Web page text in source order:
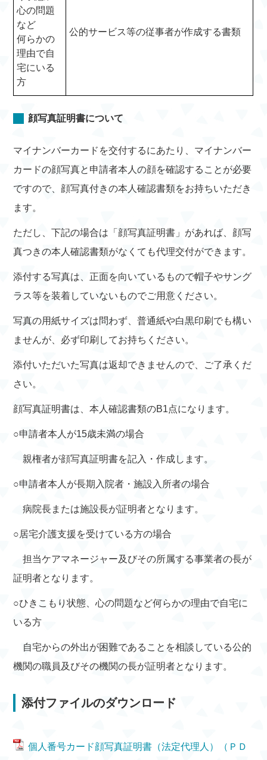
心の問題
など
何らかの
理由で自
宅にいる
方
公的サービス等の従事者が作成する書類
顔写真証明書について
マイナンバーカードを交付するにあたり、マイナンバー
カードの顔写真と申請者本人の顔を確認することが必要
ですので、顔写真付きの本人確認書類をお持ちいただき
ます。
ただし、下記の場合は「顔写真証明書」があれば、顔写
真つきの本人確認書類がなくても代理交付ができます。
添付する写真は、正面を向いているもので帽子やサング
ラス等を装着していないものでご用意ください。
写真の用紙サイズは問わず、普通紙や白黒印刷でも構い
ませんが、必ず印刷してお持ちください。
添付いただいた写真は返却できませんので、ご了承くだ
さい。
顔写真証明書は、本人確認書類のB1点になります。
○申請者本人が15歳未満の場合
親権者が顔写真証明書を記入・作成します。
○申請者本人が長期入院者・施設入所者の場合
病院長または施設長が証明者となります。
○居宅介護支援を受けている方の場合
担当ケアマネージャー及びその所属する事業者の長が
証明者となります。
○ひきこもり状態、心の問題など何らかの理由で自宅に
いる方
自宅からの外出が困難であることを相談している公的
機関の職員及びその機関の長が証明者となります。
添付ファイルのダウンロード
個人番号カード顔写真証明書（法定代理人）（ＰＤ